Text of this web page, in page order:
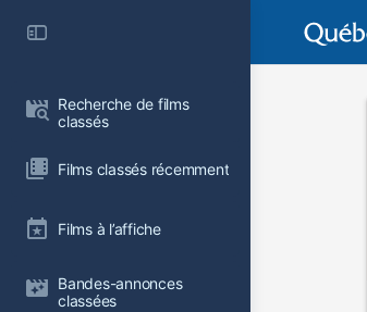
Recherche de films
classés
Films classés récemment
Films à l’affiche
Bandes-annonces
classées